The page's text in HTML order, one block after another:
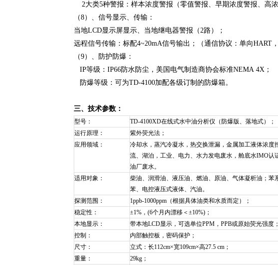
2大类5种警报：样本浓度警报（零值警报、早期浓度警报、高浓
（8）、信号显示、传输：
当地LCD显示屏显示、当地继电器警报（2路）；
远程信号传输：标配4~20mA信号输出；（通信协议：单向HART，
（9）、防护防爆：
IP等级：IP66防水防尘，美国电气制造商协会标准NEMA 4X；
防爆等级：可为TD-4100加配各级订制的防爆箱。
三、技术参数：
型号： TD-4100XD在线式水中油分析仪（防爆版、落地式）；
运行原理：
紫外荧光法；
应用领域：
冷却水，蒸汽冷凝水，热交换泄漏，金属加工液体浓度
流、湖泊，工业、电力、水力发电废水，舱底水IMO认
油厂废水。
适用对象：
柴油、润滑油、液压油、燃油、原油、气体凝析油；苯
苯、电控液压式液体、汽油。
探测范围：
1ppb-1000ppm （根据具体油类和水质而定）；
稳定性：
±1%，(6个月内漂移＜±10%)；
本地显示：
带本地LCD显示，可选单位PPM，PPB或原始荧光强度；
控制：
内部触控板，密码保护；
尺寸：
立式：长112cm×宽109cm×高27.5 cm；
重量：
29kg ；